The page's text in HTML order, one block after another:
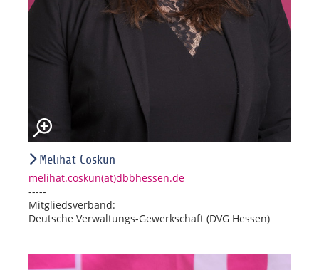
Melihat Coskun
melihat.coskun(at)dbbhessen.de
-----
Mitgliedsverband:
Deutsche Verwaltungs-Gewerkschaft (DVG Hessen)